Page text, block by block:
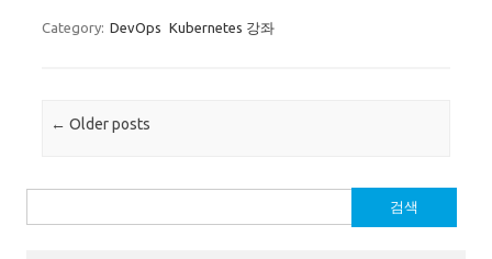
Category: DevOps Kubernetes 강좌
Post navigation
← Older posts
색: